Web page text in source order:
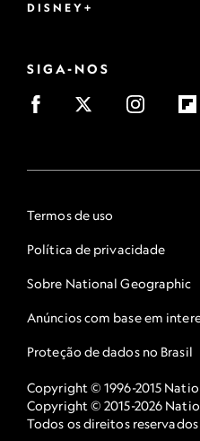
DISNEY+
SIGA-NOS
Termos de uso
Política de privacidade
Sobre National Geographic
Anúncios com base em
Proteção de dados no Brasil
Copyright © 1996-2015
Copyright © 2015-2026
Todos os direitos reservados